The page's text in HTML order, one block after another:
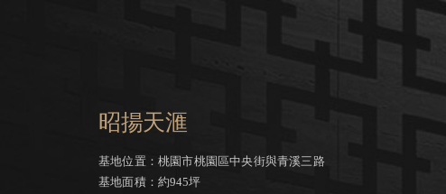
昭揚天滙
基地位置：桃園市桃園區中央街與青溪三路
基地面積：約945坪